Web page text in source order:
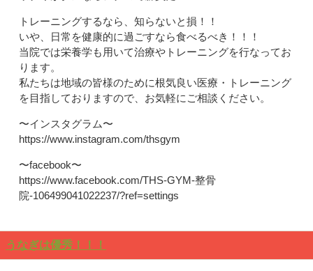
トレーニングするなら、知らないと損！！
いや、日常を健康的に過ごすなら食べるべき！！！
当院では栄養学も用いて治療やトレーニングを行なってお
ります。
私たちは地域の皆様のために根気良い医療・トレーニング
を目指しておりますので、お気軽にご相談ください。
〜インスタグラム〜
https://www.instagram.com/thsgym
〜facebook〜
https://www.facebook.com/THS-GYM-整骨
院-106499041022237/?ref=settings
うなぎは優秀！！！